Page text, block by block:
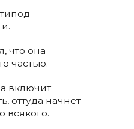
что она
частью.
включит
оттуда начнет
всякого.